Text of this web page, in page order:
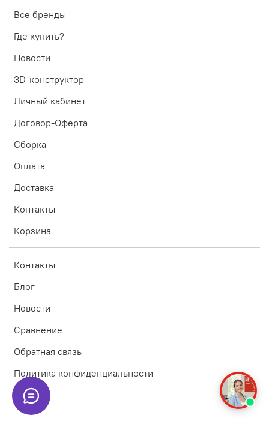
Все бренды
Где купить?
Новости
3D-конструктор
Личный кабинет
Договор-Оферта
Сборка
Оплата
Доставка
Контакты
Корзина
Контакты
Блог
Новости
Сравнение
Обратная связь
Политика конфиденциальности